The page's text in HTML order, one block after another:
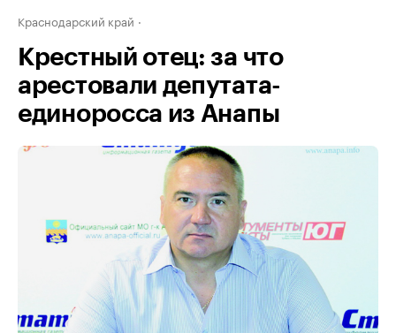
Краснодарский край
Крестный отец: за что
арестовали депутата-
единоросса из Анапы